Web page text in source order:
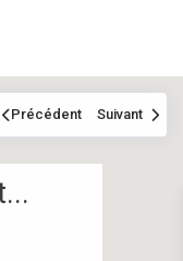
Précédent Suivant